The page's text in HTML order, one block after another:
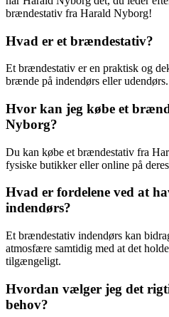
brændestativ fra Harald Nyborg!
Hvad er et brændestativ?
Et brændestativ er en praktisk og
brænde på indendørs eller udendørs.
Hvor kan jeg købe et
Nyborg?
Du kan købe et brændestativ fra
fysiske butikker eller online på
Hvad er fordelene ved at
indendørs?
Et brændestativ indendørs kan
atmosfære samtidig med at det
tilgængeligt.
Hvordan vælger jeg det
behov?